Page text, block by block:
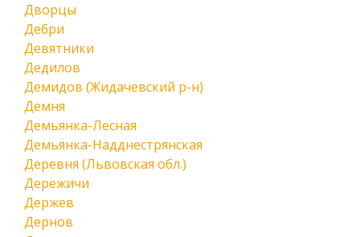
Дворцы
Дебри
Девятники
Дедилов
Демидов (Жидачевский р-н)
Демня
Демьянка-Лесная
Демьянка-Надднестрянская
Деревня (Львовская обл.)
Дережичи
Держев
Дернов